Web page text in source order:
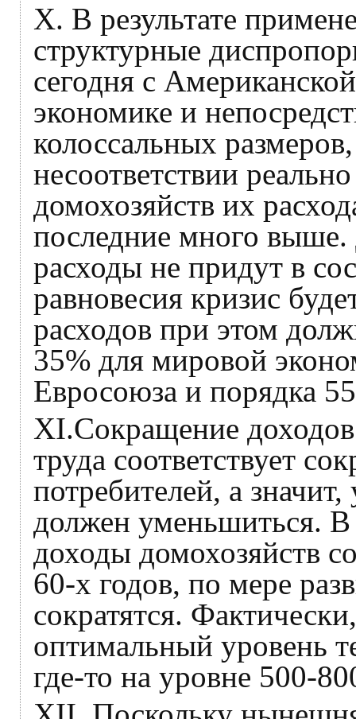
X. В результате
структурные
сегодня с
экономике и
колоссальных
несоответствии
домохозяйств их
последние много
расходы не придут в
равновесия кризис
расходов при этом
35% для мировой
Евросоюза и порядка
XI.Сокращение доходов
труда соответствует
потребителей, а
должен уменьшиться.
доходы домохозяйств
60-х годов, по мере
сократятся.
оптимальный уровень
где-то на уровне 500-